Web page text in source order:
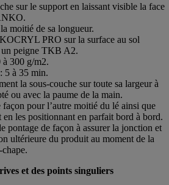
sur le support en laissant visible la face
moitié de sa longueur.
PRO sur la surface au sol
un peigne TKB A2.
300 g/m2.
5 à 35 min.
la sous-couche sur toute sa largeur à
ou avec la paume de la main.
façon pour l’autre moitié du lé ainsi que
en les positionnant en parfait bord à bord.
pontage de façon à assurer la jonction et
ultérieure du produit au moment de la
et des points singuliers